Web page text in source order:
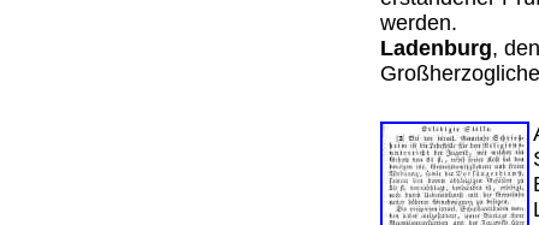
werden.
Ladenburg,